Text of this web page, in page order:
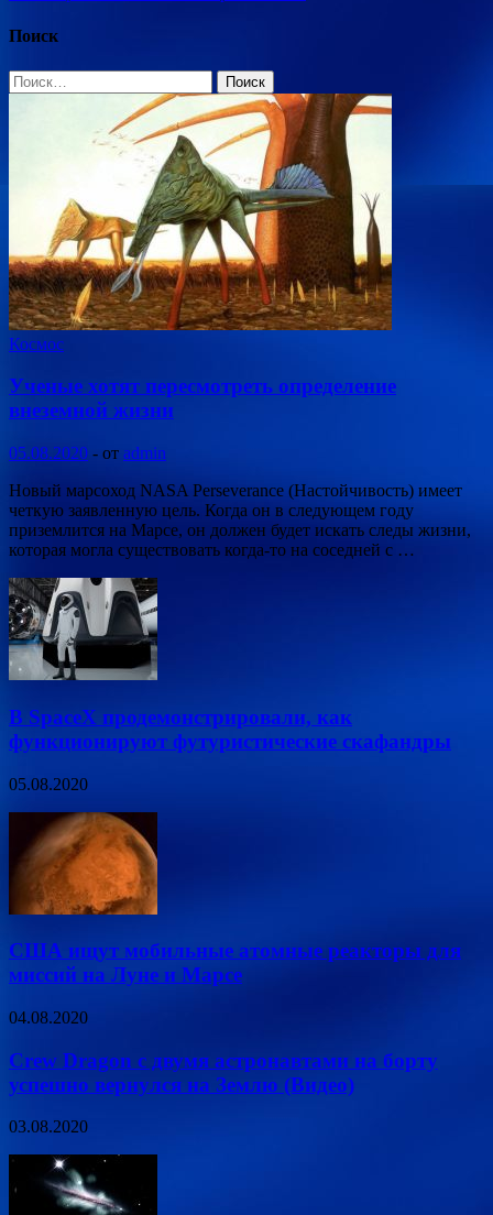
Поиск
Найти:
Космос
Ученые хотят пересмотреть определение
внеземной жизни
05.08.2020 - от admin
Новый марсоход NASA Perseverance (Настойчивость) имеет
четкую заявленную цель. Когда он в следующем году
приземлится на Марсе, он должен будет искать следы жизни,
которая могла существовать когда-то на соседней с …
В SpaceX продемонстрировали, как
функционируют футуристические скафандры
05.08.2020
США ищут мобильные атомные реакторы для
миссий на Луне и Марсе
04.08.2020
Crew Dragon с двумя астронавтами на борту
успешно вернулся на Землю (Видео)
03.08.2020